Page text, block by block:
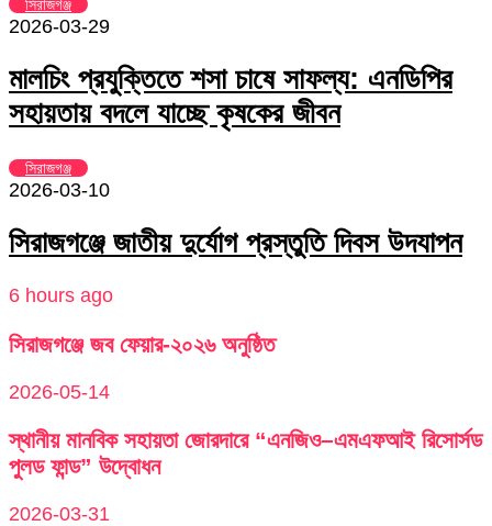
সিরাজগঞ্জ
2026-03-29
মালচিং প্রযুক্তিতে শসা চাষে সাফল্য: এনডিপির
সহায়তায় বদলে যাচ্ছে কৃষকের জীবন
সিরাজগঞ্জ
2026-03-10
সিরাজগঞ্জে জাতীয় দুর্যোগ প্রস্তুতি দিবস উদযাপন
6 hours ago
সিরাজগঞ্জে জব ফেয়ার-২০২৬ অনুষ্ঠিত
2026-05-14
স্থানীয় মানবিক সহায়তা জোরদারে “এনজিও–এমএফআই রিসোর্সড
পুলড ফান্ড” উদ্বোধন
2026-03-31